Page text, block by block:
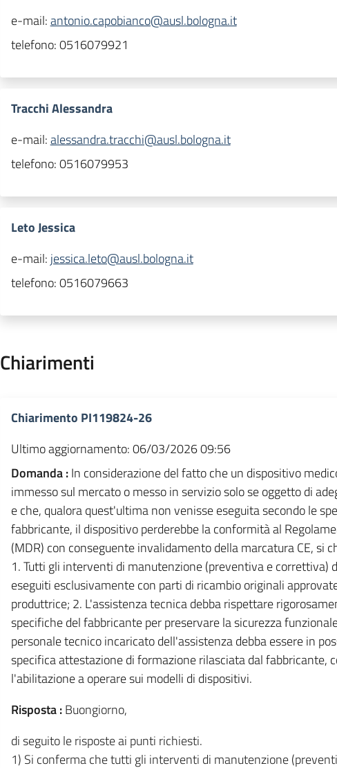
e-mail:antonio.capobianco@ausl.bologna.it
telefono:0516079921
Tracchi Alessandra
e-mail:alessandra.tracchi@ausl.bologna.it
telefono:0516079953
Leto Jessica
e-mail: jessica.leto@ausl.bologna.it
telefono:0516079663
Chiarimenti
Chiarimento PI119824-26
Ultimo aggiornamento:06/03/2026 09:56
Domanda :In considerazione del fatto che un dispositivo
immesso sul mercato o messo in servizio solo se oggetto di
e che, qualora quest'ultima non venisse eseguita secondo le
fabbricante, il dispositivo perderebbe la conformità al
(MDR) con conseguente invalidamento della marcatura CE, si
1. Tutti gli interventi di manutenzione (preventiva e correttiva)
eseguiti esclusivamente con parti di ricambio originali
produttrice; 2. L'assistenza tecnica debba rispettare
specifiche del fabbricante per preservare la sicurezza
personale tecnico incaricato dell'assistenza debba essere in
specifica attestazione di formazione rilasciata dal fabbricante,
l'abilitazione a operare sui modelli di dispositivi.
Risposta :Buongiorno,
di seguito le risposte ai punti richiesti.
1) Si conferma che tutti gli interventi di manutenzione